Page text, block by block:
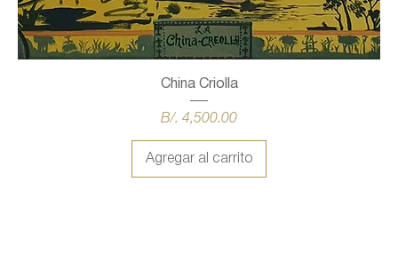
China Criolla
Precio
B/. 4,500.00
Agregar al carrito